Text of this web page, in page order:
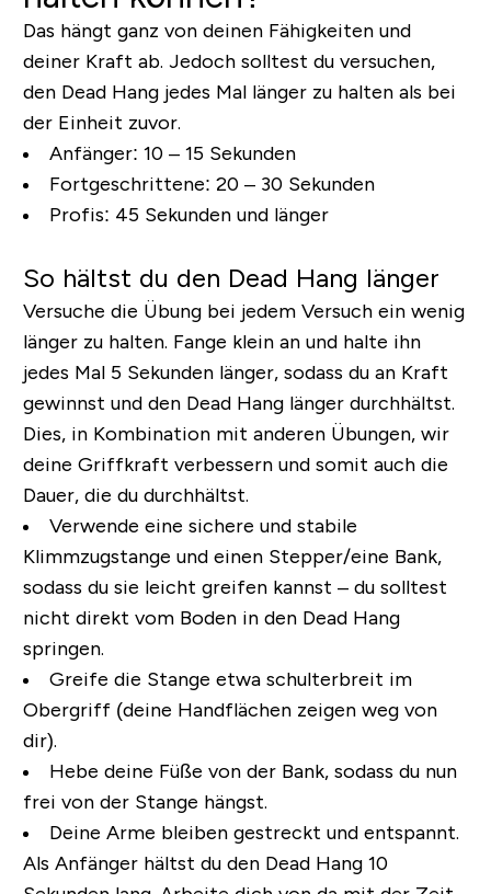
Das hängt ganz von deinen Fähigkeiten und
deiner Kraft ab. Jedoch solltest du versuchen,
den Dead Hang jedes Mal länger zu halten als bei
der Einheit zuvor.
Anfänger: 10 – 15 Sekunden
Fortgeschrittene: 20 – 30 Sekunden
Profis: 45 Sekunden und länger
So hältst du den Dead Hang länger
Versuche die Übung bei jedem Versuch ein wenig
länger zu halten. Fange klein an und halte ihn
jedes Mal 5 Sekunden länger, sodass du an Kraft
gewinnst und den Dead Hang länger durchhältst.
Dies, in Kombination mit anderen Übungen, wir
deine Griffkraft verbessern und somit auch die
Dauer, die du durchhältst.
Verwende eine sichere und stabile
Klimmzugstange und einen Stepper/eine Bank,
sodass du sie leicht greifen kannst – du solltest
nicht direkt vom Boden in den Dead Hang
springen.
Greife die Stange etwa schulterbreit im
Obergriff (deine Handflächen zeigen weg von
dir).
Hebe deine Füße von der Bank, sodass du nun
frei von der Stange hängst.
Deine Arme bleiben gestreckt und entspannt.
Als Anfänger hältst du den Dead Hang 10